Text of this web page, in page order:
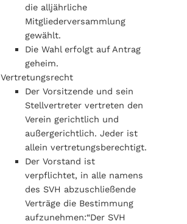
die alljährliche
Mitgliederversammlung
gewählt.
Die Wahl erfolgt auf Antrag
geheim.
Vertretungsrecht
Der Vorsitzende und sein
Stellvertreter vertreten den
Verein gerichtlich und
außergerichtlich. Jeder ist
allein vertretungsberechtigt.
Der Vorstand ist
verpflichtet, in alle namens
des SVH abzuschließende
Verträge die Bestimmung
aufzunehmen:“Der SVH